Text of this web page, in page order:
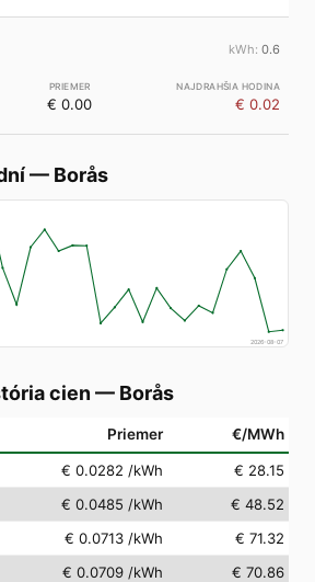
0.6
€ 0.00 € 0.02
— Borås
2026-08-07
cien — Borås
Priemer €/MWh
€ 0.0282 /kWh
€ 28.15
€ 0.0485 /kWh
€ 48.52
€ 0.0713 /kWh
€ 71.32
€ 0.0709 /kWh
€ 70.86